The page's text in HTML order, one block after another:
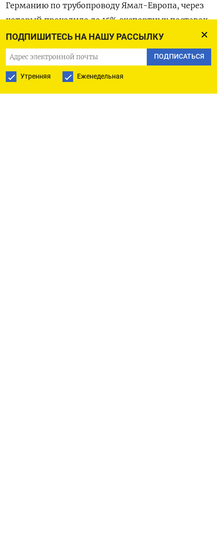
ПОДПИШИТЕСЬ НА НАШУ РАССЫЛКУ
ПОДПИСАТЬСЯ
Утренняя Еженедельная
Германию по трубопроводу Ямал-Европа, через
который проходило до 15% экспортных поставок
Газпрома в Европу и Турцию, был прекращен в
2022 году после ответных санкций РФ в
отношении польского владельца газопровода.